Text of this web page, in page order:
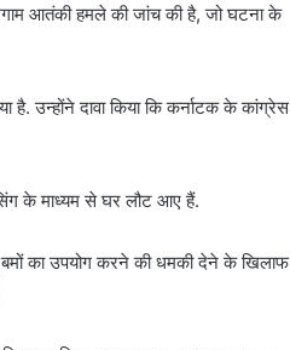
आतंकी हमले की जांच की है, जो घटना के
है. उन्होंने दावा किया कि कर्नाटक के कांग्रेस
के माध्यम से घर लौट आए हैं.
का उपयोग करने की धमकी देने के खिलाफ